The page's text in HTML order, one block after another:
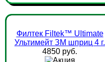
Филтек Filtek™ Ultimate
Ультимейт ЗМ шприц 4 г.
4850 руб.